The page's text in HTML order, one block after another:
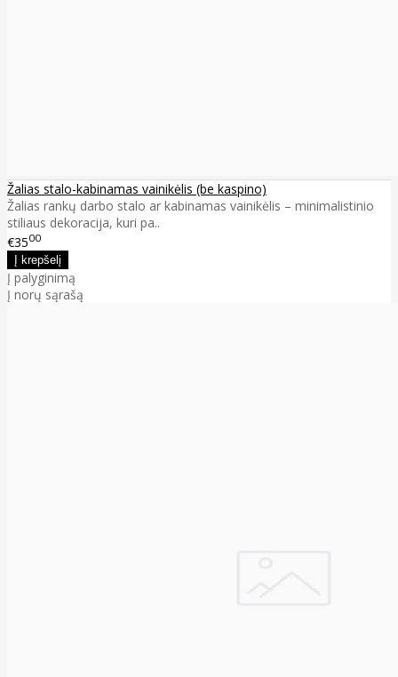
Žalias stalo-kabinamas vainikėlis (be kaspino)
Žalias rankų darbo stalo ar kabinamas vainikėlis – minimalistinio
stiliaus dekoracija, kuri pa..
€3500
Į palyginimą
Į norų sąrašą